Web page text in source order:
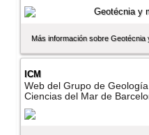
Más información sobre Geotécnia
ICM
Web del Grupo de
Ciencias del Mar de